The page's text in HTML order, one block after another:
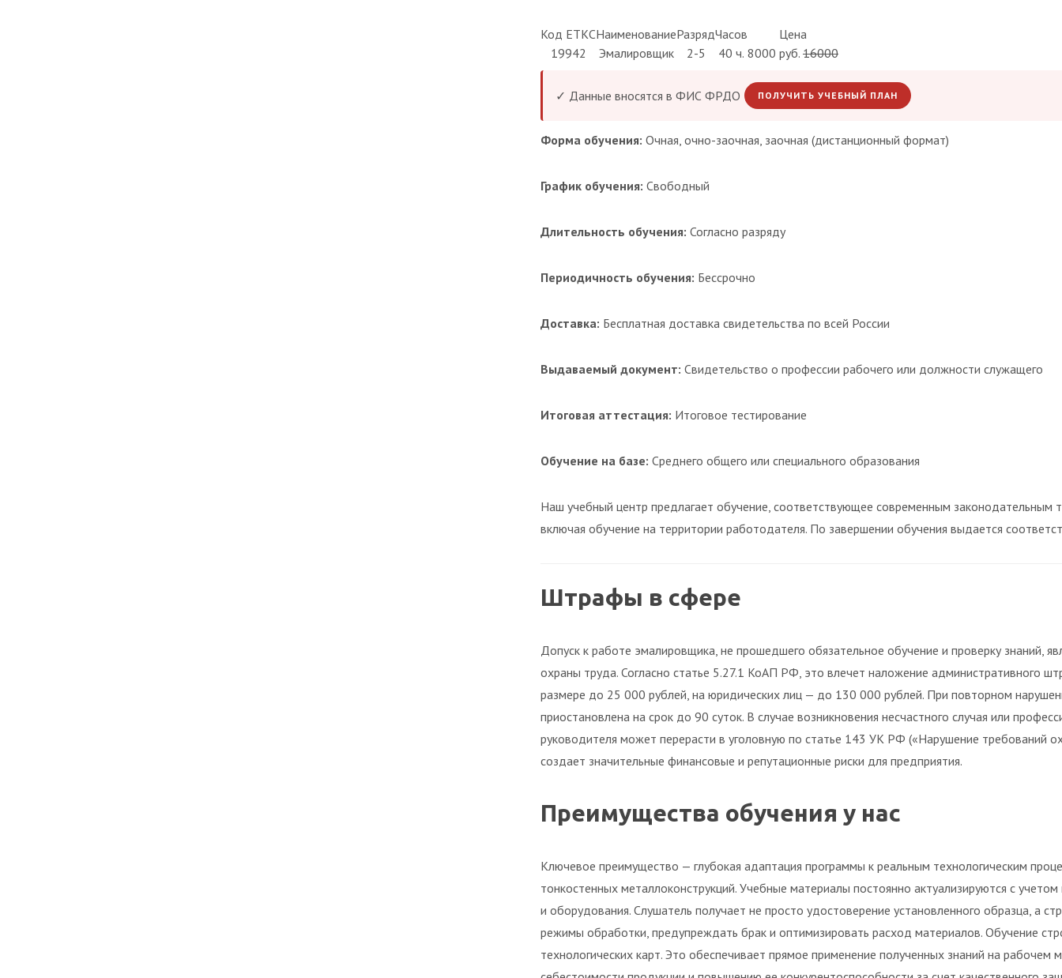
Код ЕТКСНаименованиеРазрядЧасов
Цена
19942
Эмалировщик 2-5 40 ч. 8000 руб. 16000
✓ Данные вносятся в ФИС ФРДО ПОЛУЧИТЬ УЧЕБНЫЙ ПЛАН
Форма обучения: Очная, очно-заочная, заочная (дистанционный формат)
График обучения: Свободный
Длительность обучения: Согласно разряду
Периодичность обучения: Бессрочно
Доставка: Бесплатная доставка свидетельства по всей России
Выдаваемый документ: Свидетельство о профессии рабочего или должности служащего
Итоговая аттестация: Итоговое тестирование
Обучение на базе: Среднего общего или специального образования
Наш учебный центр предлагает обучение, соответствующее современным
включая обучение на территории работодателя. По завершении обучения выдается
Штрафы в сфере
Допуск к работе эмалировщика, не прошедшего обязательное обучение и проверку знаний,
охраны труда. Согласно статье 5.27.1 КоАП РФ, это влечет наложение административного
размере до 25 000 рублей, на юридических лиц — до 130 000 рублей. При повторном
приостановлена на срок до 90 суток. В случае возникновения несчастного случая или
руководителя может перерасти в уголовную по статье 143 УК РФ («Нарушение требований
создает значительные финансовые и репутационные риски для предприятия.
Преимущества обучения у нас
Ключевое преимущество — глубокая адаптация программы к реальным технологическим
тонкостенных металлоконструкций. Учебные материалы постоянно актуализируются с
и оборудования. Слушатель получает не просто удостоверение установленного образца, а
режимы обработки, предупреждать брак и оптимизировать расход материалов. Обучение
технологических карт. Это обеспечивает прямое применение полученных знаний на